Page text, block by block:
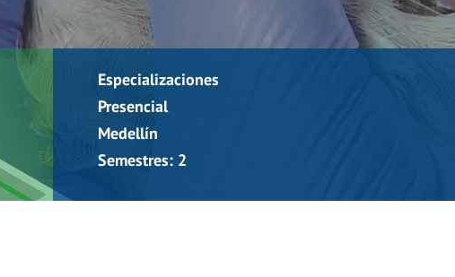
Especializaciones
Presencial
Medellín
Semestres: 2